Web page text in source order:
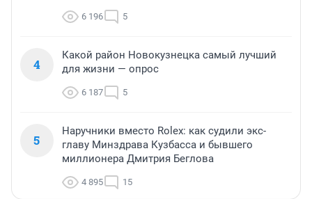
6 196 5
4
Какой район Новокузнецка самый лучший
для жизни — опрос
6 187 5
5
Наручники вместо Rolex: как судили экс-
главу Минздрава Кузбасса и бывшего
миллионера Дмитрия Беглова
4 895 15